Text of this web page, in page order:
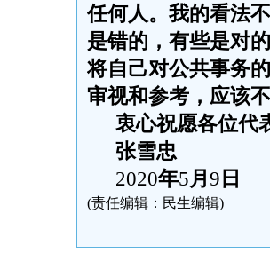
任何人。我的看法
是错的，有些是对
将自己对公共事务
审视和参考，应该
衷心祝愿各位代
张雪忠
2020年5月 9 日
(责任编辑：民生编辑)